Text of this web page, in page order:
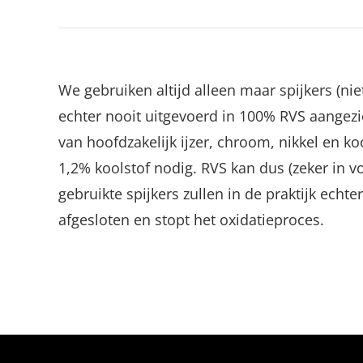
We gebruiken altijd alleen maar spijkers
echter nooit uitgevoerd in 100% RVS
van hoofdzakelijk ijzer, chroom, nikkel en
1,2% koolstof nodig. RVS kan dus (zeker in
gebruikte spijkers zullen in de praktijk
afgesloten en stopt het oxidatieproces.